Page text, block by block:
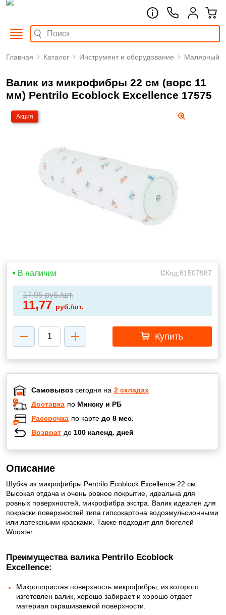
Главная Каталог Инструмент и оборудование Малярный
Валик из микрофибры 22 см (ворс 11
мм) Pentrilo Ecoblock Excellence 17575
Акция
В наличии Код:81507987
17,95руб./шт.
11,77 руб./шт.
Купить
Самовывоз сегодня на 2 складах
Доставка по Минску и РБ
Рассрочка по карте до 8 мес.
Возврат до 100 календ. дней
Описание
Шубка из микрофибры Pentrilo Ecoblock Excellence 22 см.
Высокая отдача и очень ровное покрытие, идеальна для
ровных поверхностей, микрофибра экстра. Валик идеален для
покраски поверхностей типа гипсокартона водоэмульсионными
или латексными красками. Также подходит для бюгелей
Wooster.
Преимущества валика Pentrilo Ecoblock
Excellence:
Микропористая поверхность микрофибры, из которого
изготовлен валик, хорошо забирает и хорошо отдает
материал окрашиваемой поверхности.